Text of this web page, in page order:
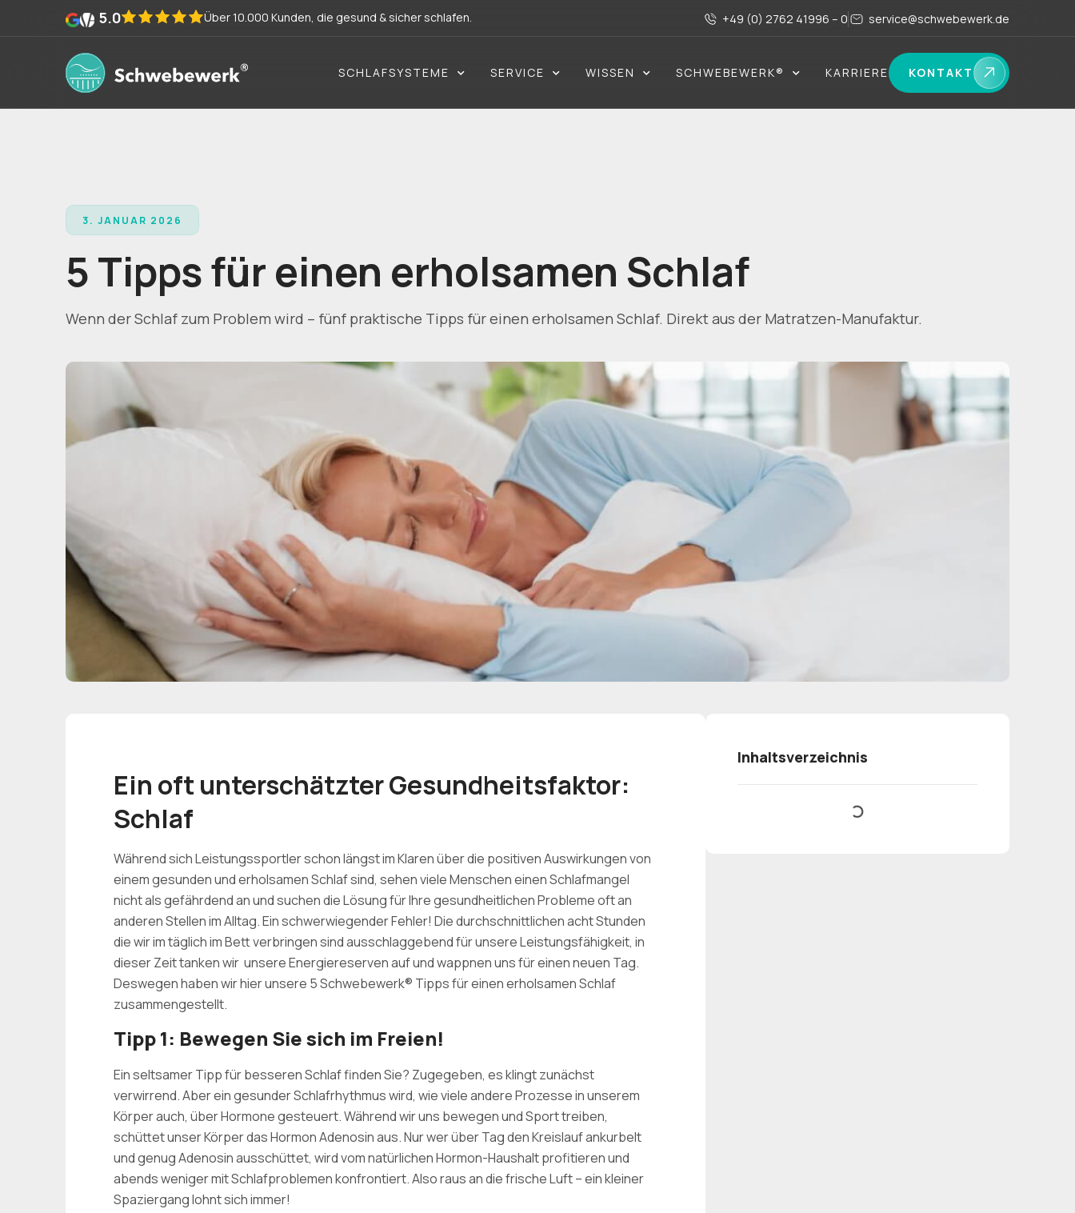
5.0 Über 10.000 Kunden, die gesund & sicher schlafen. +49 (0) 2762 41996 – 0 service@schwebewerk.de
SCHLAFSYSTEME SERVICE WISSEN SCHWEBEWERK® KARRIERE KONTAKT
3. JANUAR 2026
5 Tipps für einen erholsamen Schlaf
Wenn der Schlaf zum Problem wird – fünf praktische Tipps für einen erholsamen Schlaf. Direkt aus der Matratzen-Manufaktur.
Ein oft unterschätzter Gesundheitsfaktor:
Schlaf
Während sich Leistungssportler schon längst im Klaren über die positiven Auswirkungen von
einem gesunden und erholsamen Schlaf sind, sehen viele Menschen einen Schlafmangel
nicht als gefährdend an und suchen die Lösung für Ihre gesundheitlichen Probleme oft an
anderen Stellen im Alltag. Ein schwerwiegender Fehler! Die durchschnittlichen acht Stunden
die wir im täglich im Bett verbringen sind ausschlaggebend für unsere Leistungsfähigkeit, in
dieser Zeit tanken wir unsere Energiereserven auf und wappnen uns für einen neuen Tag.
Deswegen haben wir hier unsere 5 Schwebewerk® Tipps für einen erholsamen Schlaf
zusammengestellt.
Tipp 1: Bewegen Sie sich im Freien!
Ein seltsamer Tipp für besseren Schlaf finden Sie? Zugegeben, es klingt zunächst
verwirrend. Aber ein gesunder Schlafrhythmus wird, wie viele andere Prozesse in unserem
Körper auch, über Hormone gesteuert. Während wir uns bewegen und Sport treiben,
schüttet unser Körper das Hormon Adenosin aus. Nur wer über Tag den Kreislauf ankurbelt
und genug Adenosin ausschüttet, wird vom natürlichen Hormon-Haushalt profitieren und
abends weniger mit Schlafproblemen konfrontiert. Also raus an die frische Luft – ein kleiner
Spaziergang lohnt sich immer!
Inhaltsverzeichnis